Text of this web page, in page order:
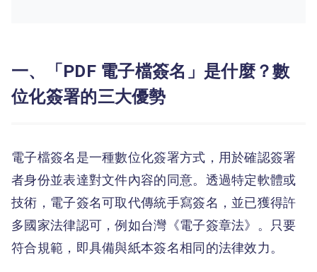
一、「PDF 電子檔簽名」是什麼？數
位化簽署的三大優勢
電子檔簽名是一種數位化簽署方式，用於確認簽署
者身份並表達對文件內容的同意。透過特定軟體或
技術，電子簽名可取代傳統手寫簽名，並已獲得許
多國家法律認可，例如台灣《電子簽章法》。只要
符合規範，即具備與紙本簽名相同的法律效力。